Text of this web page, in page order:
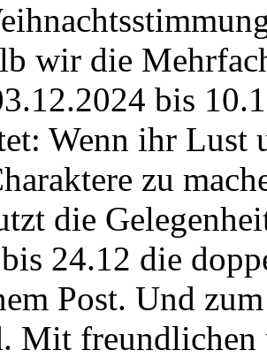
wir die
bis
Wenn ihr Lust
zu
die
24.12 die
Post. Und
Mit freundlichen